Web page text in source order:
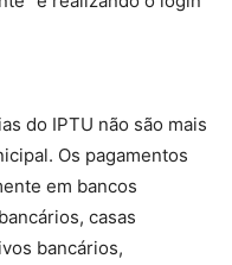
do IPTU não são mais
Os pagamentos
em bancos
casas
bancários,